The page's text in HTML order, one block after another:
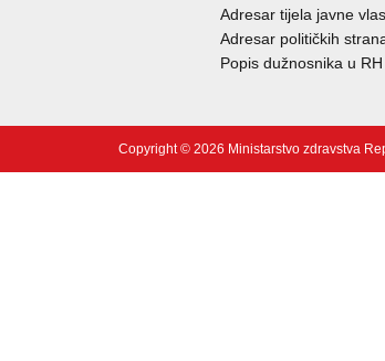
Adresar tijela javne
Adresar političkih
Popis dužnosnika u RH
Copyright © 2026 Ministarstvo zdravstva